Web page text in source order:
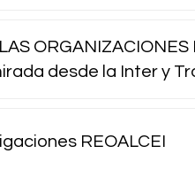
desde la Inter y
REOALCEI